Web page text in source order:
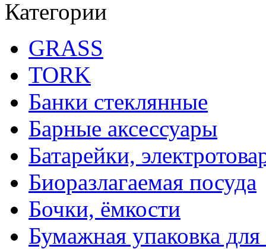
Категории
GRASS
TORK
Банки стеклянные
Барные аксессуары
Батарейки,
Биоразлагаемая посуда
Бочки, ёмкости
Бумажная упаковка